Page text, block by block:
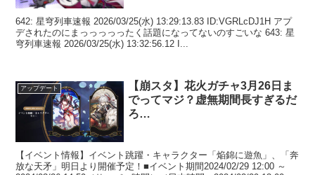
642: 星穹列車速報 2026/03/25(水) 13:29:13.83 ID:VGRLcDJ1H アプ
デされたのにまっっっっったく話題になってないのすごいな 643: 星
穹列車速報 2026/03/25(水) 13:32:56.12 I...
アップデート
【崩スタ】花火ガチャ3月26日ま
でってマジ？虚無期間長すぎるだ
ろ…
【イベント情報】イベント跳躍・キャラクター「焔錦に遊魚」、「奔
放な天矛」明日より開催予定！■イベント期間2024/02/29 12:00 ～